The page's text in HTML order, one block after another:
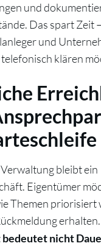
und
Das spart Zeit
und
klären
bleibt ein
Eigentümer
Themen priorisiert
erhalten.
nicht